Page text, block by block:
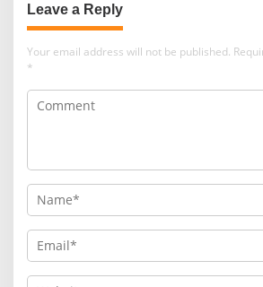
Leave a Reply
Your email address will not be published.
*